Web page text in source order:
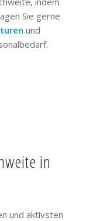
Sie gerne
und
in
und aktivsten